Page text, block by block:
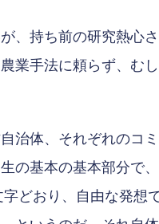
、持ち前の研究熱心
業手法に頼らず、む
治体、それぞれのコ
の基本の基本部分で
どおり、自由な発想